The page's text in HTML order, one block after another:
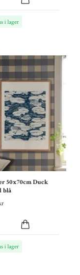
i lager
50x70cm Duck
blå
i lager